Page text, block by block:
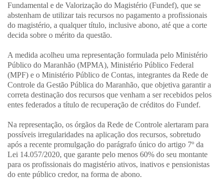
Fundamental e de Valorização do Magistério (Fundef), que se
abstenham de utilizar tais recursos no pagamento a profissionais
do magistério, a qualquer título, inclusive abono, até que a corte
decida sobre o mérito da questão.
A medida acolheu uma representação formulada pelo Ministério
Público do Maranhão (MPMA), Ministério Público Federal
(MPF) e o Ministério Público de Contas, integrantes da Rede de
Controle da Gestão Pública do Maranhão, que objetiva garantir a
correta destinação dos recursos que venham a ser recebidos pelos
entes federados a título de recuperação de créditos do Fundef.
Na representação, os órgãos da Rede de Controle alertaram para
possíveis irregularidades na aplicação dos recursos, sobretudo
após a recente promulgação do parágrafo único do artigo 7º da
Lei 14.057/2020, que garante pelo menos 60% do seu montante
para os profissionais do magistério ativos, inativos e pensionistas
do ente público credor, na forma de abono.